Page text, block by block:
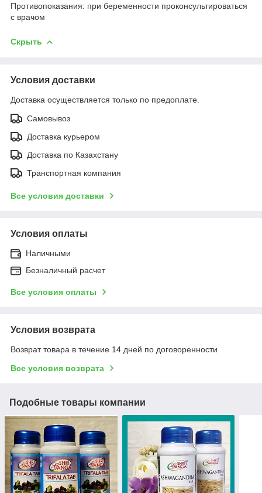
Противопоказания: при беременности проконсультироваться
с врачом
Скрыть
Условия доставки
Доставка осуществляется только по предоплате.
Самовывоз
Доставка курьером
Доставка по Казахстану
Транспортная компания
Все условия доставки
Условия оплаты
Наличными
Безналичный расчет
Все условия оплаты
Условия возврата
Возврат товара в течение 14 дней по договоренности
Все условия возврата
Подобные товары компании